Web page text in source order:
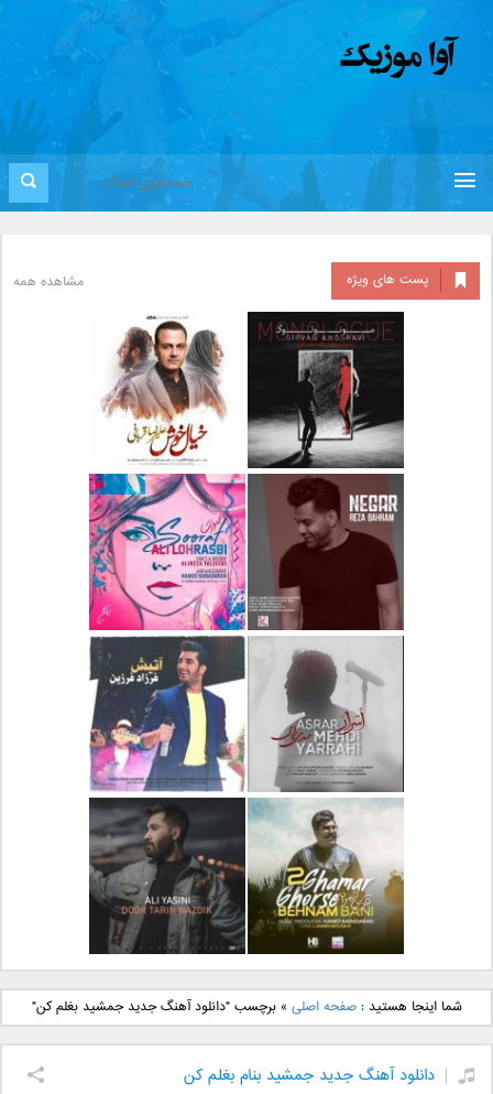
پست های ویژه مشاهده همه
دانلود آلبوم جدید سیروان
خسروی بنام مونولوگ
دانلود آهنگ جدید علیرضا
قربانی بنام خیال خوش
دانلود آهنگ جدید رضا
بهرام بنام نگار
دانلود آهنگ جدید علی
لهراسبی بنام صورت
دانلود آهنگ جدید مهدی
یراحی بنام اسرار
دانلود آهنگ جدید فرزاد
فرزین بنام آتیش
دانلود آهنگ جدید بهنام
بانی بنام قرص قمر 2
دانلود آهنگ جدید علی
یاسینی بنام دورترین نزدیک
شما اینجا هستید :صفحه اصلی »برچسب "دانلود آهنگ جدید جمشید بغلم کن"
دانلود آهنگ جدید جمشید بنام بغلم کن